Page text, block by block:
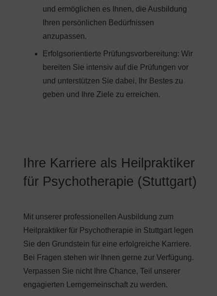
und ermöglichen es Ihnen, die Ausbildung
Ihren persönlichen Bedürfnissen
anzupassen.
Erfolgsorientierte Prüfungsvorbereitung: Wir
bereiten Sie intensiv auf die Prüfungen vor
und unterstützen Sie dabei, Ihr Bestes zu
geben und Ihre Ziele zu erreichen.
Ihre Karriere als Heilpraktiker
für Psychotherapie (Stuttgart)
Mit unserer professionellen Ausbildung zum
Heilpraktiker für Psychotherapie in Stuttgart legen
Sie den Grundstein für eine erfolgreiche Karriere.
Bei Fragen stehen wir Ihnen gerne zur Verfügung.
Verpassen Sie nicht Ihre Chance, Teil unserer
engagierten Lerngemeinschaft zu werden.